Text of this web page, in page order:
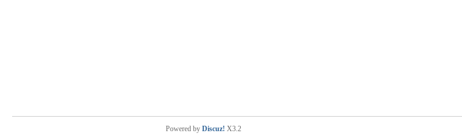
Powered by Discuz! X3.2